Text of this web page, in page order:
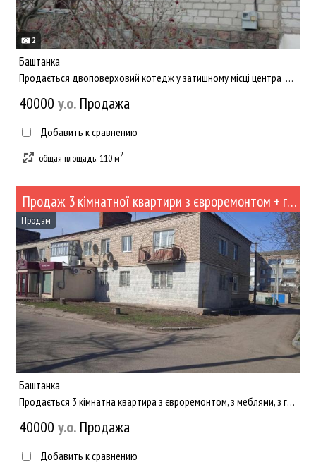
2
Баштанка
Продається двоповерховий котедж у затишному місці центра Баштанки! Всі зручності є в приміщенні. Санвузол р...
40000 y.о. Продажа
Добавить к сравнению
общая площадь: 110 м2
Продаж 3 кімнатної квартири з євроремонтом + гараж (№453-105)
Продам
Баштанка
Продається 3 кімнатна квартира з євроремонтом, з меблями, з гаражем, в центрі міста. Для комфортного проживанн...
40000 y.о. Продажа
Добавить к сравнению